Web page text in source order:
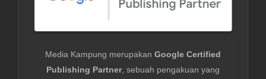
Media Kampung merupakan Google Certified
Publishing Partner, sebuah pengakuan yang